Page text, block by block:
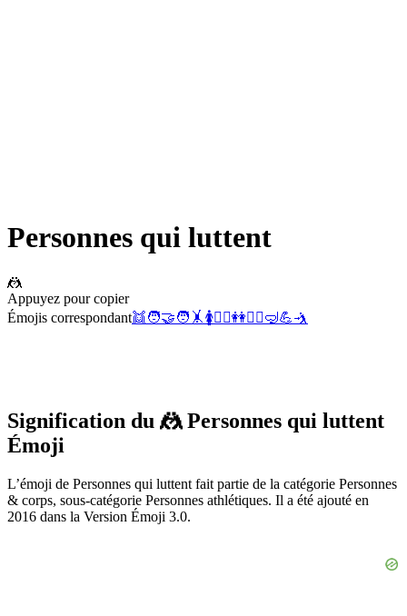
Personnes qui luttent
🤼
Appuyez pour copier
Émojis correspondant👯🧑‍🤝‍🧑 🤸 🚺🤼‍♂️👭🤼‍♀️🤿💪🤺
Signification du 🤼 Personnes qui luttent
Émoji
L’émoji de Personnes qui luttent fait partie de la catégorie Personnes
& corps, sous-catégorie Personnes athlétiques. Il a été ajouté en
2016 dans la Version Émoji 3.0.